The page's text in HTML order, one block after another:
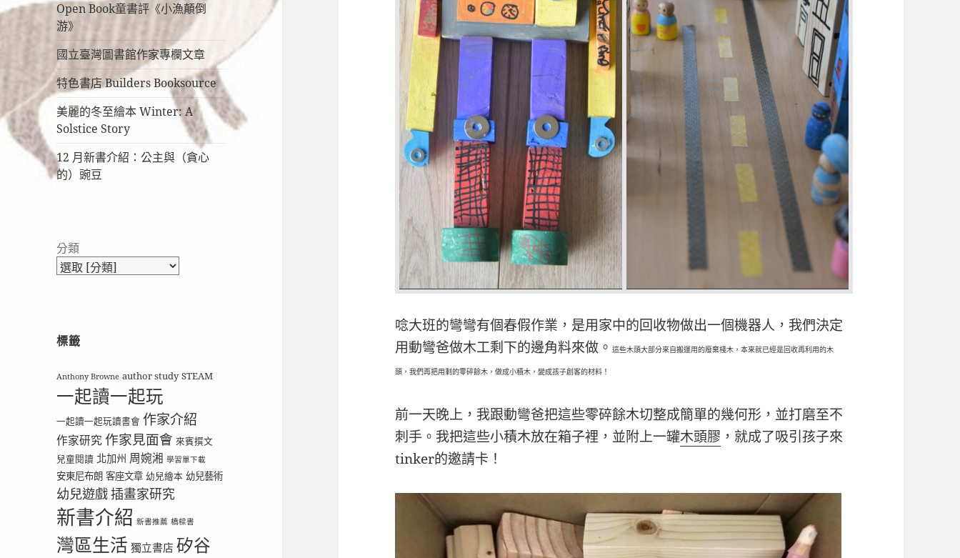
Open Book童書評《小漁顛倒
游》
國立臺灣圖書館作家專欄文章
特色書店 Builders Booksource
美麗的冬至繪本 Winter: A
Solstice Story
12 月新書介紹：公主與（貪心
的）豌豆
分類
標籤
Anthony Browne author study STEAM
一起讀一起玩
一起讀一起玩讀書會 作家介紹
作家研究 作家見面會 來賓撰文
兒童閱讀 北加州 周婉湘 學習單下載
安東尼布朗 客座文章 幼兒繪本 幼兒藝術
幼兒遊戲插畫家研究
新書介紹 新書推薦 橋樑書
灣區生活 獨立書店 矽谷
唸大班的彎彎有個春假作業，是用家中的回收物做出一個機器人，我們決定
用動彎爸做木工剩下的邊角料來做。這些木頭大部分來自搬運用的廢棄棧木，本來就已經是回收再利用的木
頭，我們再把用剩的零碎餘木，做成小積木，變成孩子創客的材料！
前一天晚上，我跟動彎爸把這些零碎餘木切整成簡單的幾何形 ，並打磨至不
刺手。我把這些小積木放在箱子裡，並附上一罐木頭膠 ，就成了吸引孩子來
tinker的邀請卡！